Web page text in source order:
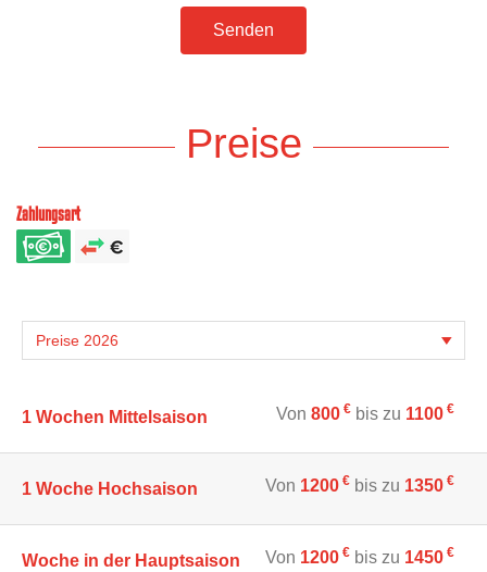
Senden
Preise
Zahlungsart
1 Wochen Mittelsaison Von 800 € bis zu 1100 €
1 Woche Hochsaison Von 1200 € bis zu 1350 €
Woche in der Hauptsaison Von 1200 € bis zu 1450 €